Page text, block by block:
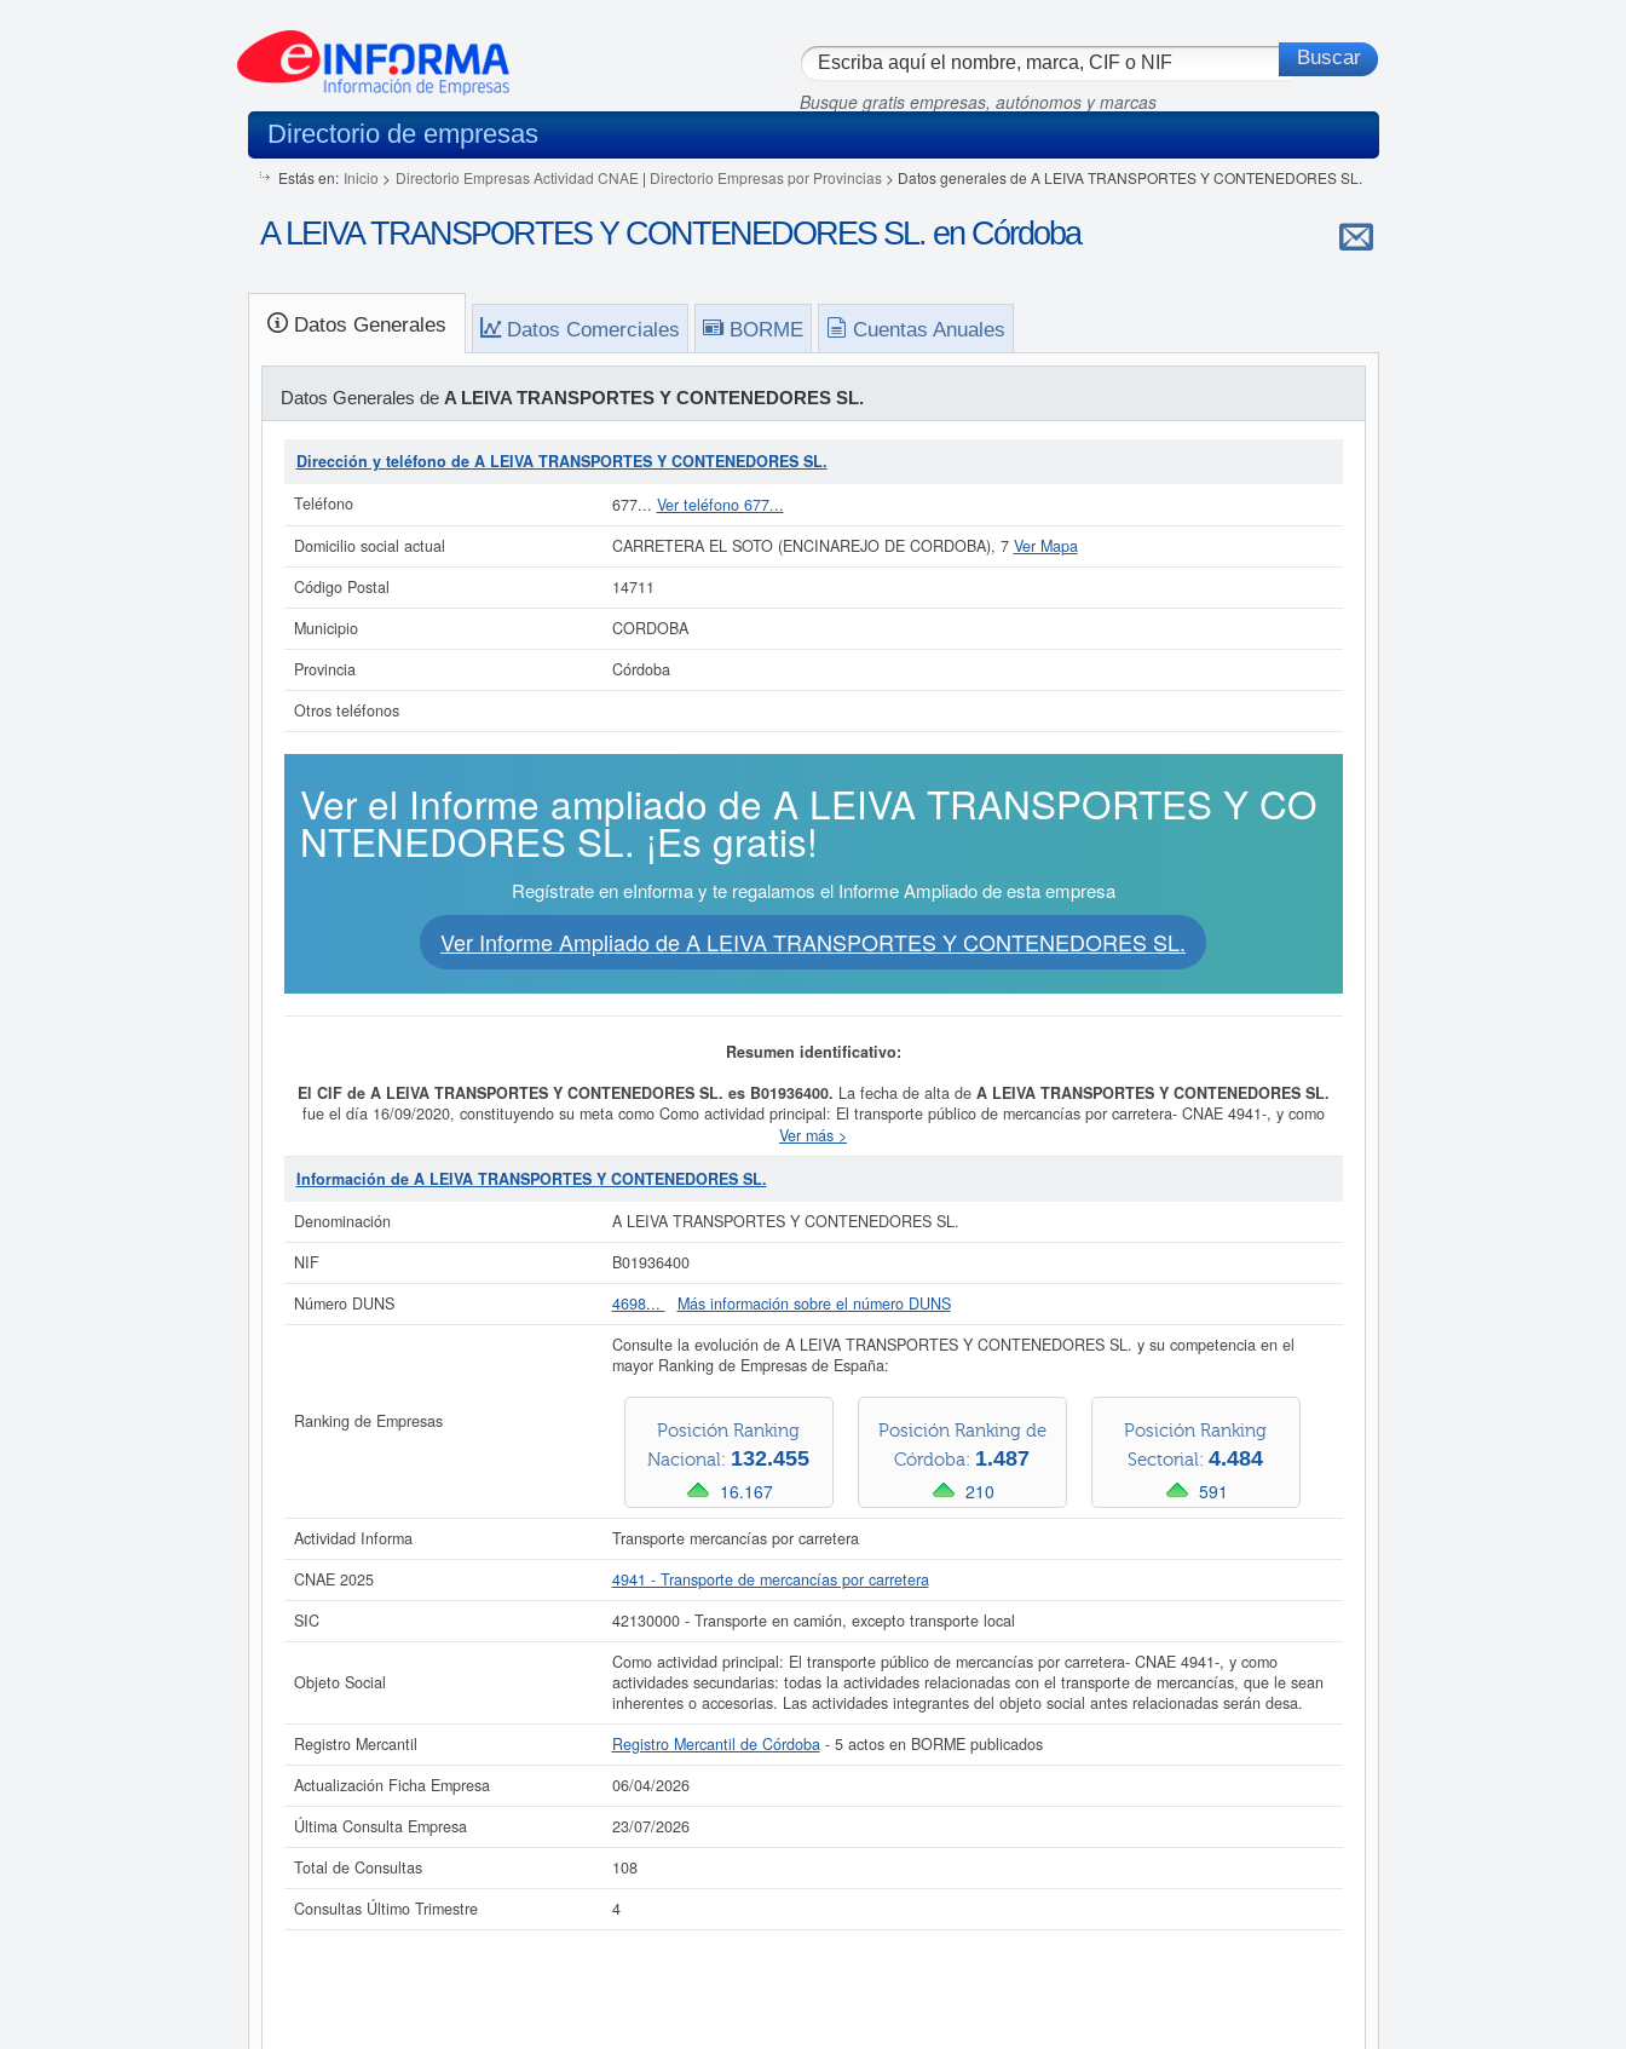
Busque gratis empresas, autónomos y marcas
Directorio de empresas
Estás en: Inicio > Directorio Empresas Actividad CNAE | Directorio Empresas por Provincias> Datos generales de A LEIVA TRANSPORTES Y CONTENEDORES SL.
A LEIVA TRANSPORTES Y CONTENEDORES SL. en Córdoba
Datos Generales Datos Comerciales BORME Cuentas Anuales
Datos Generales de A LEIVA TRANSPORTES Y CONTENEDORES SL.
Dirección y teléfono de A LEIVA TRANSPORTES Y CONTENEDORES SL.
Teléfono
677... Ver teléfono 677...
Domicilio social actual
CARRETERA EL SOTO (ENCINAREJO DE CORDOBA), 7 Ver Mapa
Código Postal
14711
Municipio
CORDOBA
Provincia
Córdoba
Otros teléfonos
Ver el Informe ampliado de A LEIVA TRANSPORTES Y CO
NTENEDORES SL. ¡Es gratis!
Regístrate en eInforma y te regalamos el Informe Ampliado de esta empresa
Ver Informe Ampliado de A LEIVA TRANSPORTES Y CONTENEDORES SL.
Resumen identificativo:
El CIF de A LEIVA TRANSPORTES Y CONTENEDORES SL. es B01936400. La fecha de alta de A LEIVA TRANSPORTES Y CONTENEDORES SL.
fue el día 16/09/2020, constituyendo su meta como Como actividad principal: El transporte público de mercancías por carretera- CNAE 4941-, y como
actividades secundarias: todas la actividades relacionadas con el transporte de mercancías, que le sean inherentes o accesorias. Las actividades
integrantes del objeto social antes relacionadas serán desa.. Esta empresa está clasificada dentro del CNAE en la categoría 4941 - Transporte de
mercancías por carretera.A LEIVA TRANSPORTES Y CONTENEDORES SL.
23/07/2026. Aquí mismo puede informarse de qué subvenciones puede solicitar esta empresa. El capital aproximado de esta empresa es mayor de
Si está interesado en conocer más datos de la empresa A LEIVA TRANSPORTES Y CONTENEDORES SL. puede
Informe ampliado
de A LEIVA TRANSPORTES Y CONTENEDORES SL. y consultar los resultados de sus años de actividad, así como los balances y
cuentas de resultados disponibles.
La última actualización del informe de empresa se ha realizado el 06/04/2026.
Ver más >
Información de A LEIVA TRANSPORTES Y CONTENEDORES SL.
Denominación
A LEIVA TRANSPORTES Y CONTENEDORES SL.
NIF
B01936400
Número DUNS
4698... Más información sobre el número DUNS
Ranking de Empresas
Consulte la evolución de A LEIVA TRANSPORTES Y CONTENEDORES SL. y su competencia en el
mayor Ranking de Empresas de España:
Posición Ranking
Nacional: 132.455
16.167
Posición Ranking de
Córdoba: 1.487
210
Posición Ranking
Sectorial: 4.484
591
Actividad Informa
Transporte mercancías por carretera
CNAE 2025
4941 - Transporte de mercancías por carretera
SIC
42130000 - Transporte en camión, excepto transporte local
Objeto Social
Como actividad principal: El transporte público de mercancías por carretera- CNAE 4941-, y como
actividades secundarias: todas la actividades relacionadas con el transporte de mercancías, que le sean
inherentes o accesorias. Las actividades integrantes del objeto social antes relacionadas serán desa.
Registro Mercantil
Registro Mercantil de Córdoba- 5 actos en BORME publicados
Actualización Ficha Empresa
06/04/2026
Última Consulta Empresa
23/07/2026
Total de Consultas
108
Consultas Último Trimestre
4